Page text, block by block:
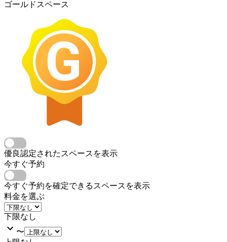
ゴールドスペース
優良認定されたスペースを表示
今すぐ予約
今すぐ予約を確定できるスペースを表示
料金を選ぶ
下限なし
〜